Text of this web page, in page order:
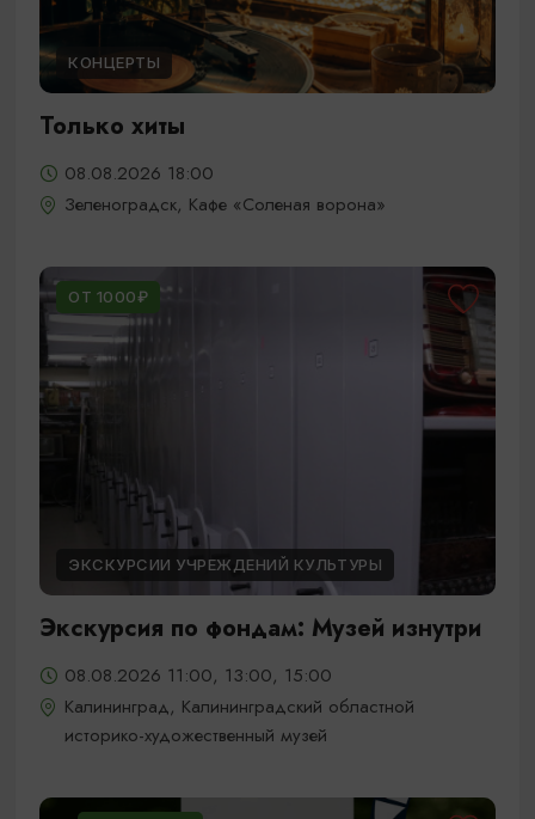
КОНЦЕРТЫ
Только хиты
08.08.2026 18:00
Зеленоградск, Кафе «Соленая ворона»
ОТ 1000₽
ЭКСКУРСИИ УЧРЕЖДЕНИЙ КУЛЬТУРЫ
Экскурсия по фондам: Музей изнутри
08.08.2026 11:00, 13:00, 15:00
Калининград, Калининградский областной
историко-художественный музей